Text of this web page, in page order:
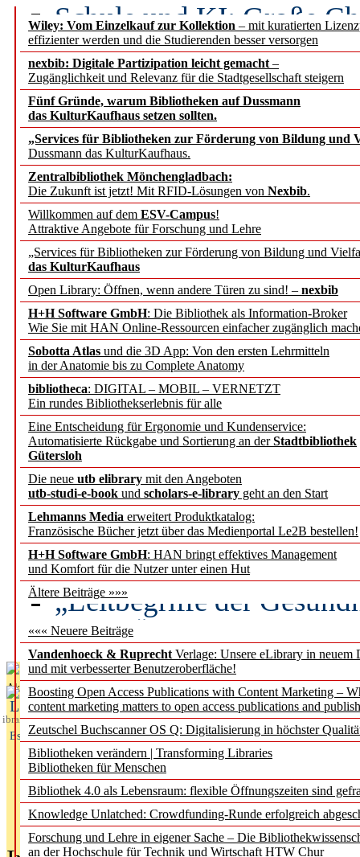
Wiley: Vom Einzelkauf zur Kollektion – mit kuratierten
effizienter werden und die Studierenden besser versorgen
nexbib: Digitale Partizipation leicht gemacht –
Zugänglichkeit und Relevanz für die Stadtgesellschaft steigern
Fünf Gründe, warum Bibliotheken auf Dussmann
das KulturKaufhaus setzen sollten.
„Services für Bibliotheken zur Förderung von Bildung und
Dussmann das KulturKaufhaus.
Zentralbibliothek Mönchengladbach:
Die Zukunft ist jetzt! Mit RFID-Lösungen von Nexbib.
Willkommen auf dem ESV-Campus!
Attraktive Angebote für Forschung und Lehre
„Services für Bibliotheken zur Förderung von Bildung und
das KulturKaufhaus
Open Library: Öffnen, wenn andere Türen zu sind! – nexbib
H+H Software GmbH: Die Bibliothek als Information-Broker
Wie Sie mit HAN Online-Ressourcen einfacher zugänglich
Sobotta Atlas und die 3D App: Von den ersten Lehrmitteln
in der Anatomie bis zu Complete Anatomy
bibliotheca: DIGITAL – MOBIL – VERNETZT
Ein rundes Bibliothekserlebnis für alle
Eine Entscheidung für Ergonomie und Kundenservice:
Automatisierte Rückgabe und Sortierung an derStadtbibliothek
Gütersloh
Die neue utb elibrary mit den Angeboten
utb-studi-e-book und scholars-e-library geht an den Start
Lehmanns Media erweitert Produktkatalog:
Französische Bücher jetzt über das Medienportal Le2B bestellen!
H+H Software GmbH: HAN bringt effektives Management
und Komfort für die Nutzer unter einen Hut
Ältere Beiträge »»»
««« Neuere Beiträge
Vandenhoeck & Ruprecht Verlage: Unsere eLibrary in neuem
und mit verbesserter Benutzeroberfläche!
Boosting Open Access Publications with Content Marketing –
content marketing matters to open access publications and
Zeutschel Buchscanner OS Q: Digitalisierung in höchster
Bibliotheken verändern | Transforming Libraries
Bibliotheken für Menschen
Bibliothek 4.0 als Lebensraum: flexible Öffnungszeiten sind
Knowledge Unlatched: Crowdfunding-Runde erfolgreich
Forschung und Lehre in eigener Sache – Die
an der Hochschule für Technik und Wirtschaft HTW Chur
Schule und KI: Große
Voraussetzungen
Erfolgreiches erstes
Segment Research –
angepasst
konstruktiv!
Mohr Siebeck
und die Zeitschrift für
Francke Attempto
EBSCO Information
Recherchefunktionen in
Sorbisches Institut neu
Geschichte und
Künstliche Intelligenz
besser zu verstehen
„Leitbegriffe der
des BIÖG erscheinen
Aktuelles aus
L
ibrary
Essentials